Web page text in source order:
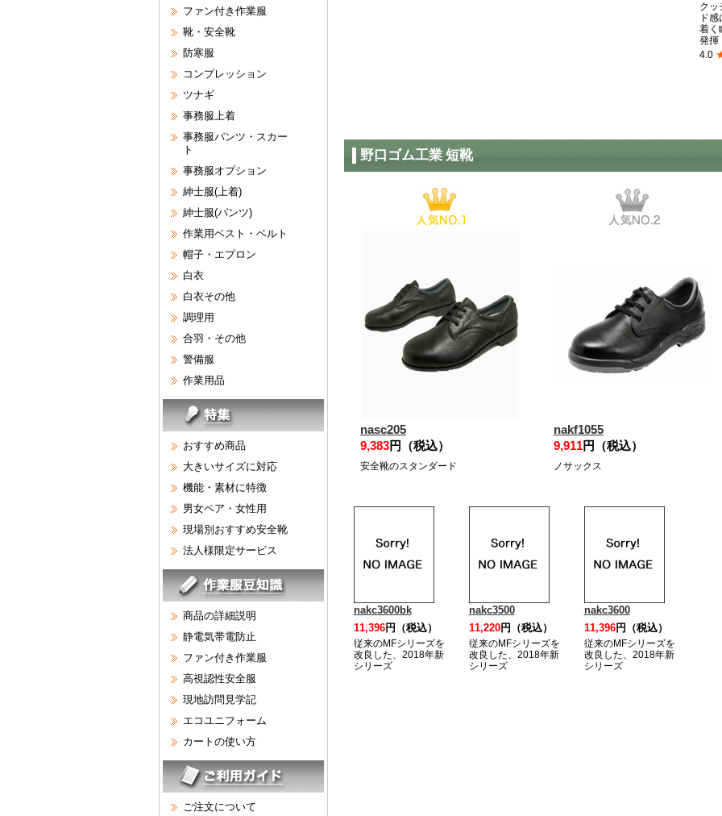
クッ
ド
着く
発揮
4.0
野口ゴム工業 短靴
nasc205
9,383円（税込）
安全靴のスタンダード
nakf1055
9,911円（税込）
ノサックス
nakc3600bk
11,396円（税込）
従来のMFシリーズを
改良した、2018年新
シリーズ
nakc3500
11,220円（税込）
従来のMFシリーズを
改良した、2018年新
シリーズ
nakc3600
11,396円（税込）
従来のMFシリーズを
改良した、2018年新
シリーズ
ファン付き作業服
靴・安全靴
防寒服
コンプレッション
ツナギ
事務服上着
事務服パンツ・スカー
ト
事務服オプション
紳士服(上着)
紳士服(パンツ)
作業用ベスト・ベルト
帽子・エプロン
白衣
白衣その他
調理用
合羽・その他
警備服
作業用品
おすすめ商品
大きいサイズに対応
機能・素材に特徴
男女ペア・女性用
現場別おすすめ安全靴
法人様限定サービス
商品の詳細説明
静電気帯電防止
ファン付き作業服
高視認性安全服
現地訪問見学記
エコユニフォーム
カートの使い方
ご注文について